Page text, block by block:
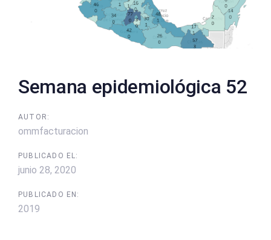
Semana epidemiológica 52
AUTOR:
ommfacturacion
PUBLICADO EL:
junio 28, 2020
PUBLICADO EN:
2019